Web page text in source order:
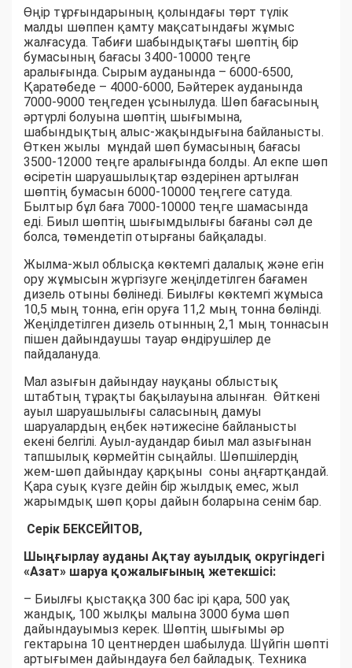
Өңір тұрғындарының қолындағы төрт түлік
малды шөппен қамту мақсатындағы жұмыс
жалғасуда. Табиғи шабындықтағы шөптің бір
бумасының бағасы 3400-10000 теңге
аралығында. Сырым ауданында – 6000-6500,
Қаратөбеде – 4000-6000, Бәйтерек ауданында
7000-9000 теңгеден ұсынылуда. Шөп бағасының
әртүрлі болуына шөптің шығымына,
шабындықтың алыс-жақындығына байланысты.
Өткен жылы мұндай шөп бумасының бағасы
3500-12000 теңге аралығында болды. Ал екпе шөп
өсіретін шаруашылықтар өздерінен артылған
шөптің бумасын 6000-10000 теңгеге сатуда.
Былтыр бұл баға 7000-10000 теңге шамасында
еді. Биыл шөптің шығымдылығы бағаны сәл де
болса, төмендетіп отырғаны байқалады.
Жылма-жыл облысқа көктемгі далалық және егін
ору жұмысын жүргізуге жеңілдетілген бағамен
дизель отыны бөлінеді. Биылғы көктемгі жұмыса
10,5 мың тонна, егін оруға 11,2 мың тонна бөлінді.
Жеңілдетілген дизель отынның 2,1 мың тоннасын
пішен дайындаушы тауар өндірушілер де
пайдалануда.
Мал азығын дайындау науқаны облыстық
штабтың тұрақты бақылауына алынған. Өйткені
ауыл шаруашылығы саласының дамуы
шаруалардың еңбек нәтижесіне байланысты
екені белгілі. Ауыл-аудандар биыл мал азығынан
тапшылық көрмейтін сыңайлы. Шөпшілердің
жем-шөп дайындау қарқыны соны аңғартқандай.
Қара суық күзге дейін бір жылдық емес, жыл
жарымдық шөп қоры дайын боларына сенім бар.
Серік БЕКСЕЙІТОВ,
Шыңғырлау ауданы Ақтау ауылдық округіндегі
«Азат» шаруа қожалығының жетекшісі:
– Биылғы қыстаққа 300 бас ірі қара, 500 уақ
жандық, 100 жылқы малына 3000 бума шөп
дайындауымыз керек. Шөптің шығымы әр
гектарына 10 центнерден шабылуда. Шүйгін шөпті
артығымен дайындауға бел байладық. Техника